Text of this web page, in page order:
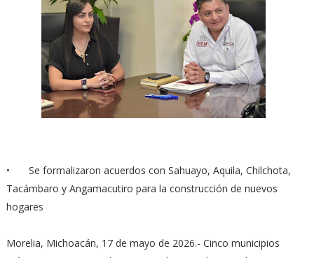
•
Se formalizaron acuerdos con Sahuayo, Aquila, Chilchota,
Tacámbaro y Angamacutiro para la construcción de nuevos
hogares
Morelia, Michoacán, 17 de mayo de 2026.- Cinco municipios